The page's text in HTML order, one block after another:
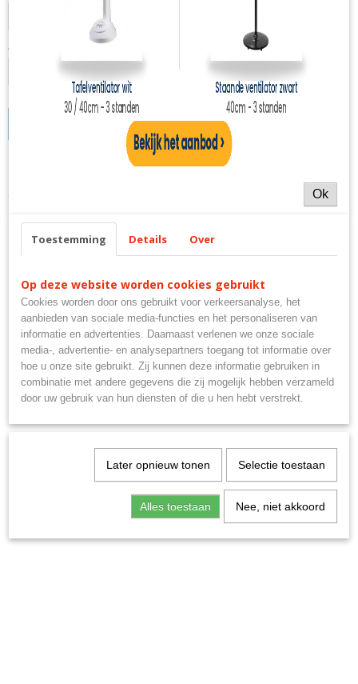
Aantal
IN WINKELWAGEN
2280-447
Ok
Toestemming Details Over
Op deze website worden cookies gebruikt
Cookies worden door ons gebruikt voor verkeersanalyse, het
aanbieden van sociale media-functies en het personaliseren van
informatie en advertenties. Daarnaast verlenen we onze sociale
media-, advertentie- en analysepartners toegang tot informatie over
hoe u onze site gebruikt. Zij kunnen deze informatie gebruiken in
combinatie met andere gegevens die zij mogelijk hebben verzameld
door uw gebruik van hun diensten of die u hen hebt verstrekt.
Later opnieuw tonen Selectie toestaan
Alles toestaan Nee, niet akkoord